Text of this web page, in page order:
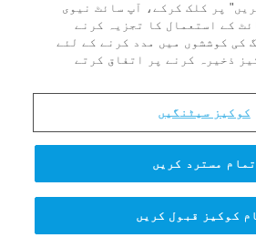
حقوق محفوظ ہیں
About CBN
&کاپی; جُمل حقوُق محفوُظ 2026 دی کرِسچن براڈکاسٹِنگ نیٹ
پر کلک کرکے، آپ سائٹ نیوی
کے استعمال کا تجزیہ کرنے
کی کوششوں میں مدد کرنے کے لئے
ذخیرہ کرنے پر اتفاق کرتے
کوکیز سیٹنگیں
تمام مسترد کریں
کوکیز قبول کریں